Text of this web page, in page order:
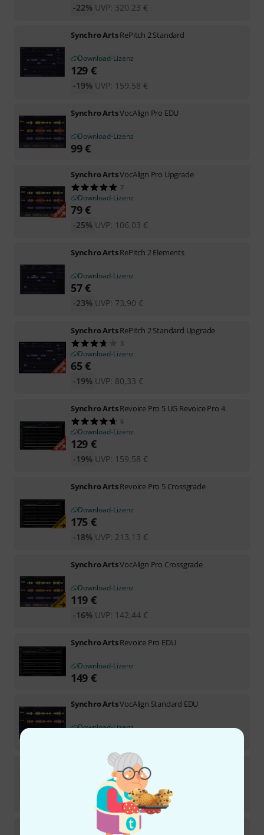
UVP: 320,23 €
-22%
Synchro ArtsRePitch 2 Standard
Download-Lizenz
129 €
UVP: 159,58 €
-19%
Synchro ArtsVocAlign Pro EDU
Download-Lizenz
99€
Synchro ArtsVocAlign Pro Upgrade
7
Download-Lizenz
79€
UVP: 106,03 €
-25%
Synchro ArtsRePitch 2 Elements
Download-Lizenz
57€
UVP: 73,90 €
-23%
Synchro ArtsRePitch 2 Standard Upgrade
3
Download-Lizenz
65€
UVP: 80,33 €
-19%
Synchro ArtsRevoice Pro 5 UG Revoice Pro 4
6
Download-Lizenz
129 €
UVP: 159,58 €
-19%
Synchro ArtsRevoice Pro 5 Crossgrade
Download-Lizenz
175 €
UVP: 213,13 €
-18%
Synchro ArtsVocAlign Pro Crossgrade
Download-Lizenz
119 €
UVP: 142,44 €
-16%
Synchro ArtsRevoice Pro EDU
Download-Lizenz
149 €
Synchro ArtsVocAlign Standard EDU
Download-Lizenz
Synchro Arts VocAlign Standard Upgrade
1
Download-Lizenz
Synchro Arts RePitch 2 Elements Crossgrade